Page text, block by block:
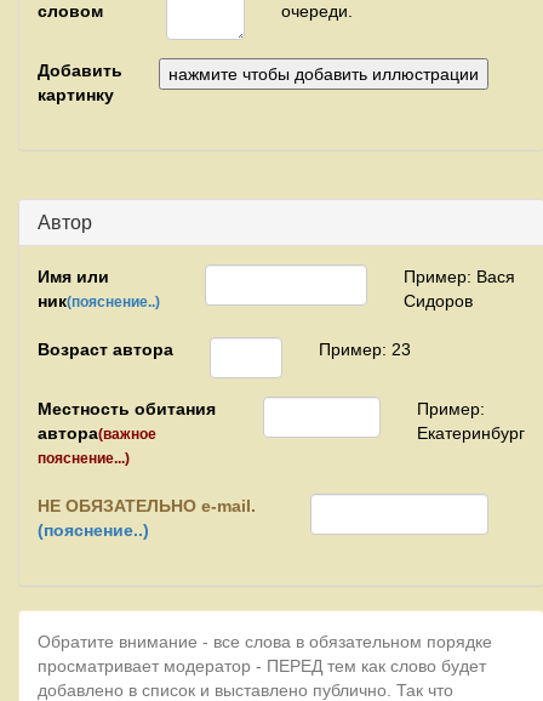
словом
очереди.
Добавить
картинку
Автор
Имя или
ник(пояснение..)
Пример: Вася
Сидоров
Возраст автора Пример: 23
Местность обитания
автора(важное
пояснение...)
Пример:
Екатеринбург
НЕ ОБЯЗАТЕЛЬНО e-mail.
(пояснение..)
Обратите внимание - все слова в обязательном порядке
просматривает модератор - ПЕРЕД тем как слово будет
добавлено в список и выставлено публично. Так что